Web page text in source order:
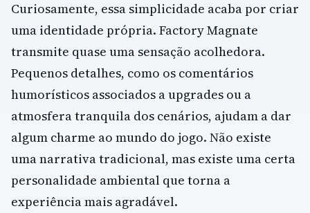
Curiosamente, essa simplicidade acaba por criar
uma identidade própria. Factory Magnate
transmite quase uma sensação acolhedora.
Pequenos detalhes, como os comentários
humorísticos associados a upgrades ou a
atmosfera tranquila dos cenários, ajudam a dar
algum charme ao mundo do jogo. Não existe
uma narrativa tradicional, mas existe uma certa
personalidade ambiental que torna a
experiência mais agradável.